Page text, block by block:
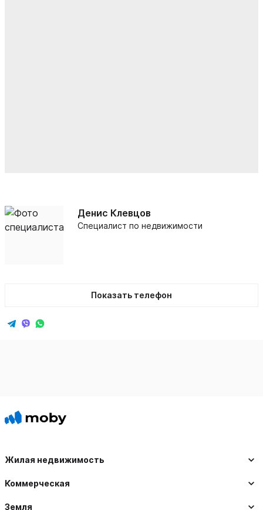
Денис Клевцов
Специалист по недвижимости
Показать телефон
Жилая недвижимость
Коммерческая
Земля